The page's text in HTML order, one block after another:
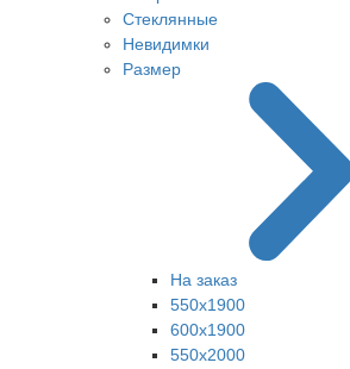
Стеклянные
Невидимки
Размер
На заказ
550х1900
600х1900
550х2000